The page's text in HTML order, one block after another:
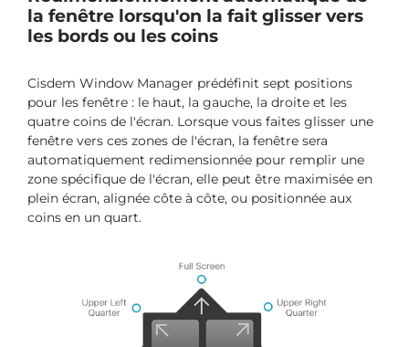
la fenêtre lorsqu'on la fait glisser vers
les bords ou les coins
Cisdem Window Manager prédéfinit sept positions
pour les fenêtre : le haut, la gauche, la droite et les
quatre coins de l'écran. Lorsque vous faites glisser une
fenêtre vers ces zones de l'écran, la fenêtre sera
automatiquement redimensionnée pour remplir une
zone spécifique de l'écran, elle peut être maximisée en
plein écran, alignée côte à côte, ou positionnée aux
coins en un quart.